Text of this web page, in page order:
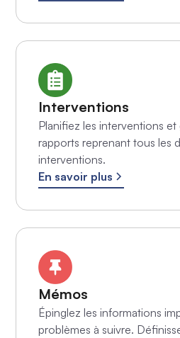
Interventions
Planifiez les interventions et
rapports reprenant tous les
interventions.
En savoir plus
Mémos
Épinglez les informations
problèmes à suivre.